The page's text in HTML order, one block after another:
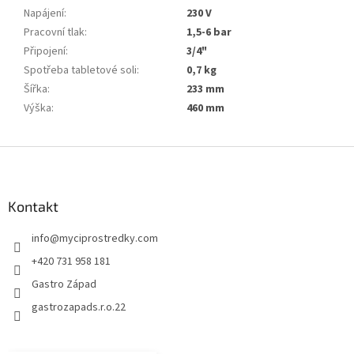
Napájení:
230 V
Pracovní tlak:
1,5-6 bar
Připojení:
3/4"
Spotřeba tabletové soli:
0,7 kg
Šířka:
233 mm
Výška: 460 mm
Kontakt
info@myciprostredky.com
+420 731 958 181
Gastro Západ
gastrozapads.r.o.22